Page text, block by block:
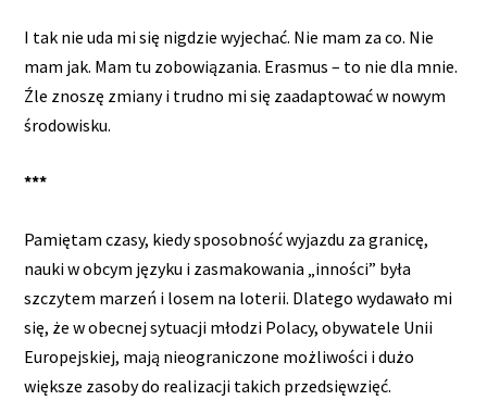
I tak nie uda mi się nigdzie wyjechać. Nie mam za co. Nie
mam jak. Mam tu zobowiązania. Erasmus – to nie dla mnie.
Źle znoszę zmiany i trudno mi się zaadaptować w nowym
środowisku.
***
Pamiętam czasy, kiedy sposobność wyjazdu za granicę,
nauki w obcym języku i zasmakowania „inności” była
szczytem marzeń i losem na loterii. Dlatego wydawało mi
się, że w obecnej sytuacji młodzi Polacy, obywatele Unii
Europejskiej, mają nieograniczone możliwości i dużo
większe zasoby do realizacji takich przedsięwzięć.